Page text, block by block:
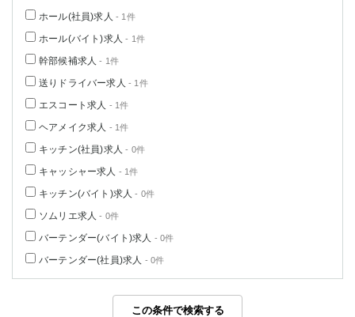
ホール(社員)求人 - 1件
ホール(バイト)求人 - 1件
幹部候補求人 - 1件
送りドライバー求人 - 1件
エスコート求人 - 1件
ヘアメイク求人 - 1件
キッチン(社員)求人 - 0件
キャッシャー求人 - 1件
キッチン(バイト)求人 - 0件
ソムリエ求人 - 0件
バーテンダー(バイト)求人 - 0件
バーテンダー(社員)求人 - 0件
この条件で検索する